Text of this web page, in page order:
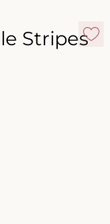
Stripes